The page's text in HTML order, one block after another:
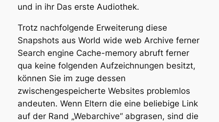
und in ihr Das erste Audiothek.
Trotz nachfolgende Erweiterung diese
Snapshots aus World wide web Archive ferner
Search engine Cache-memory abruft ferner
qua keine folgenden Aufzeichnungen besitzt,
können Sie im zuge dessen
zwischengespeicherte Websites problemlos
andeuten. Wenn Eltern die eine beliebige Link
auf der Rand „Webarchive“ abgrasen, sind die